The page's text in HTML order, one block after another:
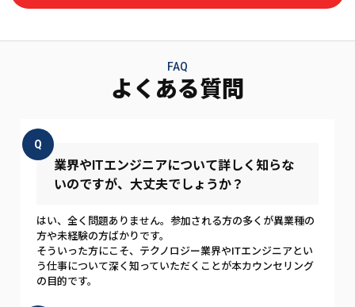
FAQ
よくある質問
Q
業界やITエンジニアについて詳しく知らな
いのですが、大丈夫でしょうか？
はい、全く問題ありません。参加される方の多くが異業種の
方や未経験の方ばかりです。
そういった方にこそ、テクノロジー業界やITエンジニアとい
う仕事について深く知っていただくことが本カウンセリング
の目的です。